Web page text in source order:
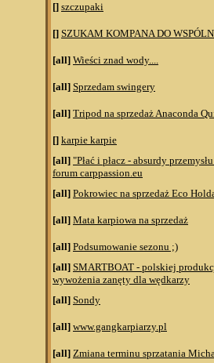
[] szczupaki
[] SZUKAM KOMPANA DO
[all] Wieści znad wody....
[all] Sprzedam swingery
[all] Tripod na sprzedaż Anaconda
[] karpie karpie
[all] "Płać i płacz - absurdy
forum carppassion.eu
[all] Pokrowiec na sprzedaż Eco
[all] Mata karpiowa na sprzedaż
[all] Podsumowanie sezonu ;)
[all] SMARTBOAT - polskiej
wywożenia zanęty dla wędkarzy
[all] Sondy
[all] www.gangkarpiarzy.pl
[all] Zmiana terminu sprzatania